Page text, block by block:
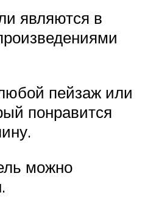
являются в
пейзаж или
понравится
можно